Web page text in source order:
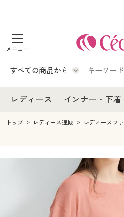
商品を探す
レディース
レディースファッション
インナー・下着
インナー・下着通販すべて
ジュニア・ティーンズ下着
メンズ
メンズファッション
家電・雑貨すべて
寝具・インテリア・家具
寝具・インテリア・家具通販すべて
レディース インナー・下着
レディース
レディース通販すべて
レディースファッション
インナー・下着
インナー・下着通販すべて
ジュニア・ティーンズ下着
メンズ
キッチン・雑貨・日用品
寝具・インテリア・家具通販すべて
美容・健康通販すべて
制服・スクール
トップ レディース通販 レディースフ